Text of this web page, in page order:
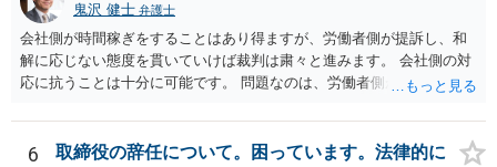
鬼沢 健士 弁護士
会社側が時間稼ぎをすることはあり得ますが、労働者側が提訴し、和
解に応じない態度を貫いていけば裁判は粛々と進みます。 会社側の対
応に抗うことは十分に可能です。 問題なのは、労働者側が「争わな
6
取締役の辞任について。困っています。法律的に